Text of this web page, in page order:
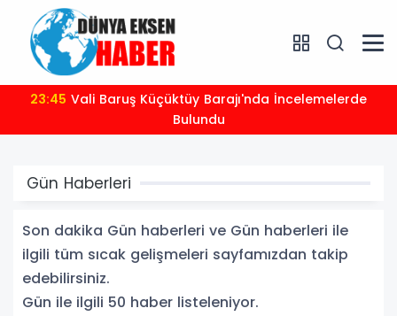
23:352026-2027 futbol sezonu öncesi spor güvenliği
masaya yatırıldı
Gün Haberleri
Son dakika Gün haberleri ve Gün haberleri ile
ilgili tüm sıcak gelişmeleri sayfamızdan takip
edebilirsiniz.
Gün ile ilgili 50 haber listeleniyor.